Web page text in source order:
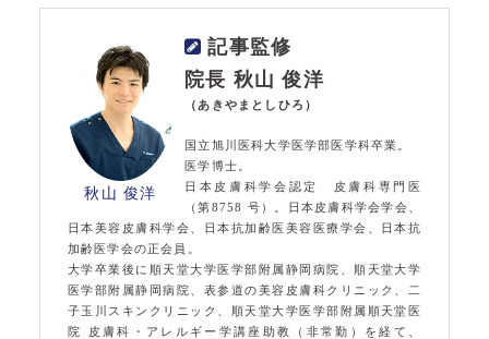
秋山 俊洋
記事監修
院長 秋山 俊洋
（あきやまとしひろ）
国立旭川医科大学医学部医学科卒業。
医学博士。
日本皮膚科学会認定 皮膚科専門医
（第8758 号）。日本皮膚科学会学会、
日本美容皮膚科学会、日本抗加齢医美容医療学会、日本抗
加齢医学会の正会員。
大学卒業後に順天堂大学医学部附属静岡病院、順天堂大学
医学部附属静岡病院、表参道の美容皮膚科クリニック、二
子玉川スキンクリニック、順天堂大学医学部附属順天堂医
院 皮膚科・アレルギー学講座助教（非常勤）を経て、